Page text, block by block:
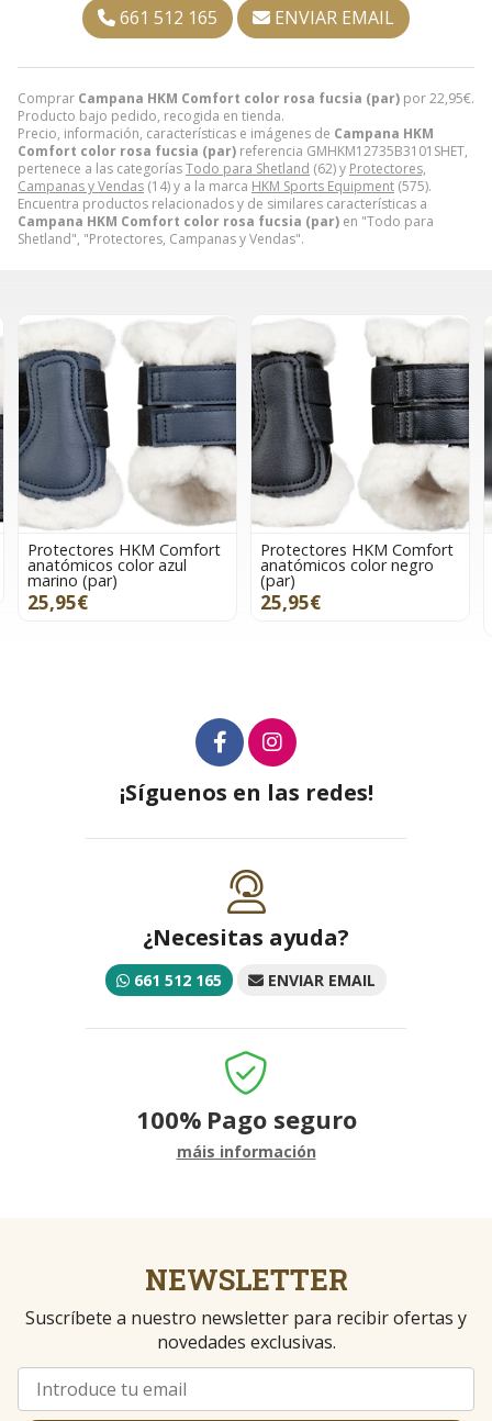
Comprar Campana HKM Comfort color rosa fucsia (par) por22,95€.
Producto bajo pedido, recogida en tienda.
Precio, información, características e imágenes de Campana HKM
Comfort color rosa fucsia (par) referencia GMHKM12735B3101SHET,
pertenece a las categoríasTodo para Shetland (62) y Protectores,
Campanas y Vendas (14) y a la marca HKM Sports Equipment (575).
Encuentra productos relacionados y de similares características a
Campana HKM Comfort color rosa fucsia (par) en "Todo para
Shetland", "Protectores, Campanas y Vendas".
661 512 165 ENVIAR EMAIL
Protectores HKM Comfort
anatómicos color negro
(par)
25,95€
Protectores HKM Comfort
anatómicos color negro
(par) TALLA MINI
SHETLAND
25,95€
¡Síguenos en las redes!
¿Necesitas ayuda?
661 512 165 ENVIAR EMAIL
100% Pago seguro
máis información
NEWSLETTER
Suscríbete a nuestro newsletter para recibir ofertas y
novedades exclusivas.